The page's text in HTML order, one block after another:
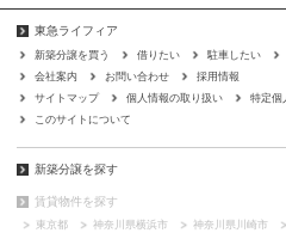
東急ライフィア
新築分譲を買う 借りたい 駐車したい
会社案内
お問い合わせ
採用情報
サイトマップ
個人情報の取り扱い
特定個
このサイトについて
新築分譲を探す
賃貸物件を探す
東京都 神奈川県横浜市 神奈川県川崎市